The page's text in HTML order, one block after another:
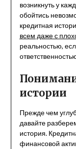
возникнуть у
обойтись
кредитная
всем даже с
реальностью,
истории
Прежде чем
давайте
история.
финансовой